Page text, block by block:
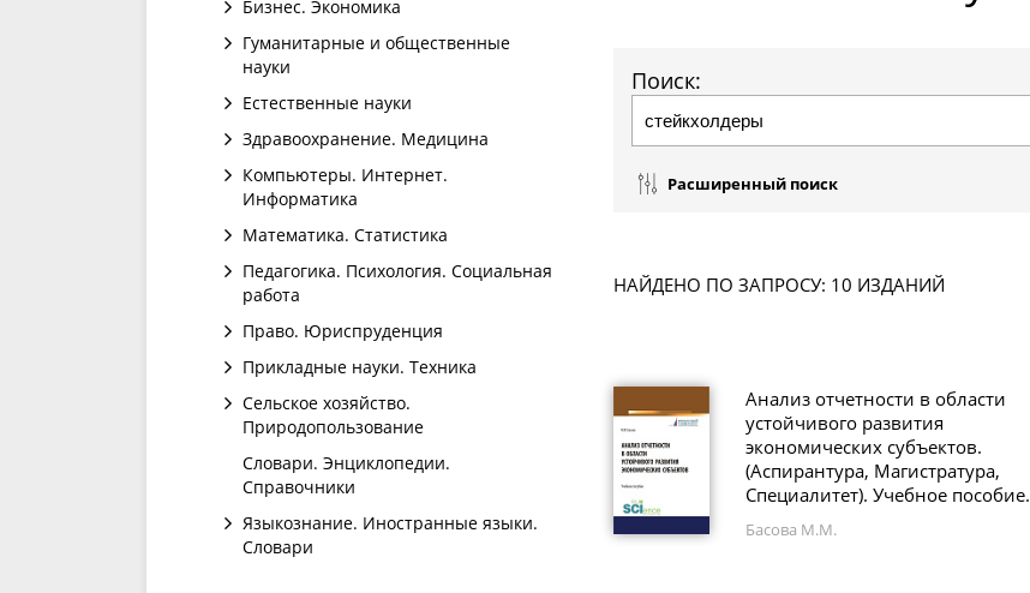
Бизнес. Экономика
Гуманитарные и общественные
науки
Естественные науки
Здравоохранение. Медицина
Компьютеры. Интернет.
Информатика
Математика. Статистика
Педагогика. Психология. Социальная
работа
Право. Юриспруденция
Прикладные науки. Техника
Сельское хозяйство.
Природопользование
Словари. Энциклопедии.
Справочники
Языкознание. Иностранные языки.
Словари
Поиск:
Расширенный поиск
НАЙДЕНО ПО ЗАПРОСУ: 10 ИЗДАНИЙ
Анализ отчетности в области
устойчивого развития
экономических субъектов.
(Аспирантура, Магистратура,
Специалитет). Учебное пособие.
Басова М.М.